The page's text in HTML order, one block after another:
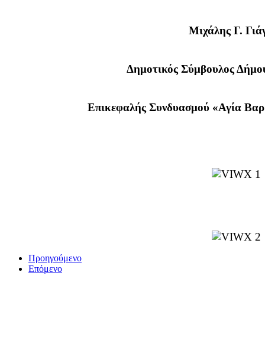
Μιχάλης Γ.
Δημοτικός Σύμβουλος
Επικεφαλής Συνδυασμού «Αγία
Προηγούμενο
Επόμενο